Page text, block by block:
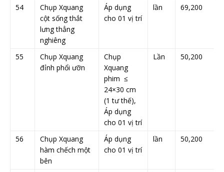
54
Chụp Xquang
cột sống thắt
lưng thẳng
nghiêng
Áp dụng
cho 01 vị trí
lần 69,200
55
Chụp Xquang
đỉnh phổi ưỡn
Chụp
Xquang
phim ≤
24×30 cm
(1 tư thế),
Áp dụng
cho 01 vị trí
Lần 50,200
56
Chụp Xquang
hàm chếch một
bên
Áp dụng
cho 01 vị trí
lần 50,200